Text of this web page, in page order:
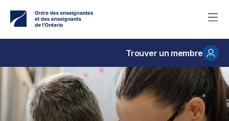
contenu
Trouver un membre